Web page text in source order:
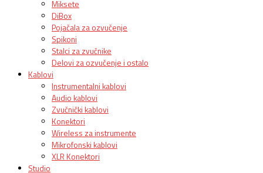
Miksete
DiBox
Pojačala za ozvučenje
Spikoni
Stalci za zvučnike
Delovi za ozvučenje i ostalo
Kablovi
Instrumentalni kablovi
Audio kablovi
Zvučnički kablovi
Konektori
Wireless za instrumente
Mikrofonski kablovi
XLR Konektori
Studio